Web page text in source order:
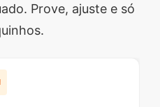
Prove, ajuste e só